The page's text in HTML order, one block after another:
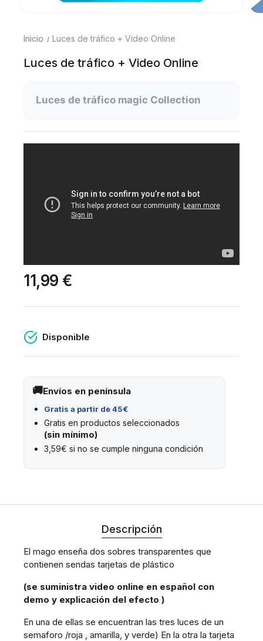
Inicio Luces de tráfico + Video Online
Luces de tráfico + Video Online
Luces de tráfico magic Collection
11,99 €
Disponible
Envíos en península
Gratis a partir de 45€
Gratis en productos seleccionados
(sin mínimo)
3,59€ si no se cumple ninguna condición
Descripción
El mago enseña dos sobres transparentes que
contienen sendas tarjetas de plástico
(se suministra video online en español con
demo y explicación del efecto )
En una de ellas se encuentran las tres luces de un
semaforo /roja , amarilla, y verde) En la otra la tarjeta